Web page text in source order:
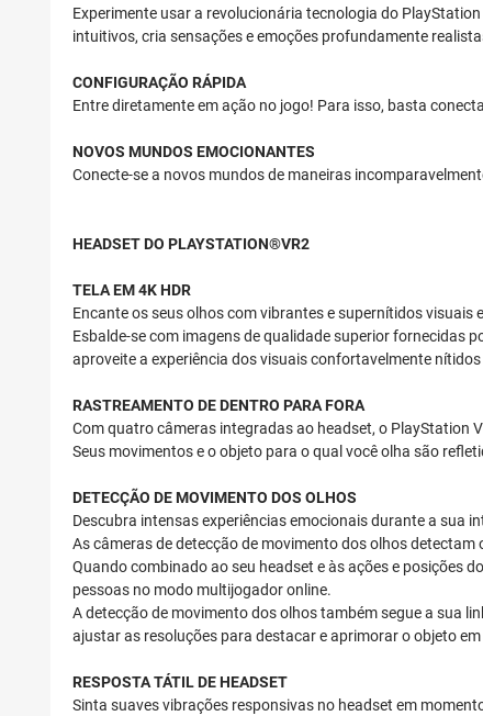
Experimente usar a revolucionária tecnologia do
intuitivos, cria sensações e emoções profundamente
CONFIGURAÇÃO RÁPIDA
Entre diretamente em ação no jogo! Para isso, basta
NOVOS MUNDOS EMOCIONANTES
Conecte-se a novos mundos de maneiras
HEADSET DO PLAYSTATION®VR2
TELA EM 4K HDR
Encante os seus olhos com vibrantes e supernítidos
Esbalde-se com imagens de qualidade superior fornecidas
aproveite a experiência dos visuais confortavelmente
RASTREAMENTO DE DENTRO PARA FORA
Com quatro câmeras integradas ao headset, o PlayStation
Seus movimentos e o objeto para o qual você olha são
DETECÇÃO DE MOVIMENTO DOS OLHOS
Descubra intensas experiências emocionais durante a sua
As câmeras de detecção de movimento dos olhos
Quando combinado ao seu headset e às ações e posições
pessoas no modo multijogador online.
A detecção de movimento dos olhos também segue a sua
ajustar as resoluções para destacar e aprimorar o objeto
RESPOSTA TÁTIL DE HEADSET
Sinta suaves vibrações responsivas no headset em